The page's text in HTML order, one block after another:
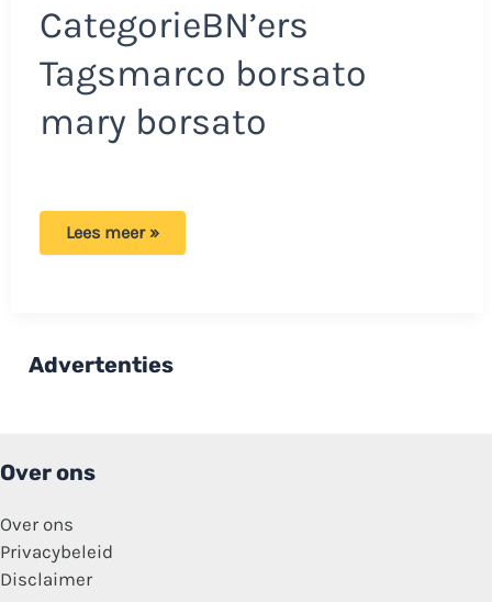
CategorieBN’ers
Tagsmarco borsato
mary borsato
Eindelijk
niet
Lees meer »
Advertenties
Over ons
Over ons
Privacybeleid
Disclaimer